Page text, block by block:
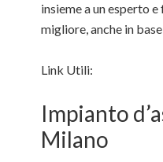
insieme a un esperto
migliore, anche in
Link Utili:
Impianto
Milano